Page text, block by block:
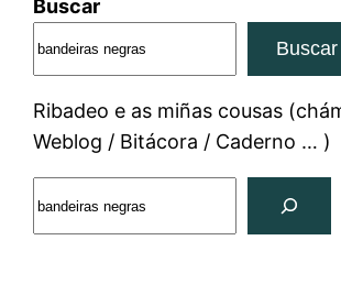
Buscar
Buscar
Ribadeo e as miñas cousas
Weblog / Bitácora / Caderno … )